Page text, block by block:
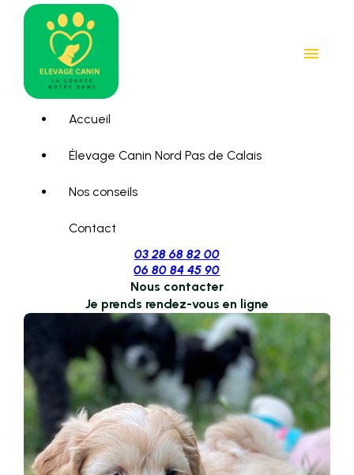
menu
Accueil
Élevage Canin Nord Pas de Calais
Nos conseils
Contact
03 28 68 82 00
06 80 84 45 90
Nous contacter
Je prends rendez-vous en ligne
Panneau de gestion des cookies